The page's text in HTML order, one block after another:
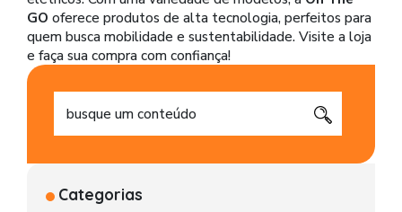
GO oferece produtos de alta tecnologia, perfeitos para
quem busca mobilidade e sustentabilidade. Visite a loja
e faça sua compra com confiança!
Categorias